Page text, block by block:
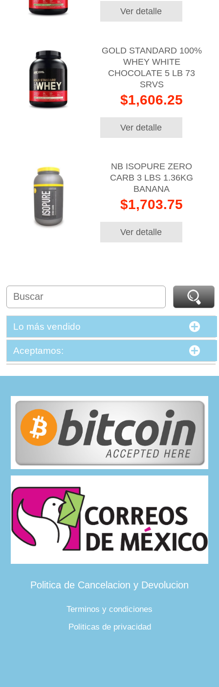
Ver detalle
GOLD STANDARD 100%
WHEY WHITE
CHOCOLATE 5 LB 73
SRVS
$1,606.25
Ver detalle
NB ISOPURE ZERO
CARB 3 LBS 1.36KG
BANANA
$1,703.75
Ver detalle
Lo más vendido
Aceptamos:
Politica de Cancelacion y Devolucion
Terminos y condiciones
Politicas de privacidad